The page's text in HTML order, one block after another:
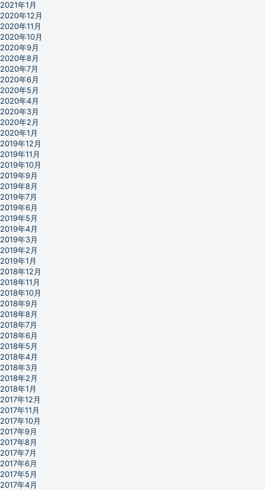
2021年1月
2020年12月
2020年11月
2020年10月
2020年9月
2020年8月
2020年7月
2020年6月
2020年5月
2020年4月
2020年3月
2020年2月
2020年1月
2019年12月
2019年11月
2019年10月
2019年9月
2019年8月
2019年7月
2019年6月
2019年5月
2019年4月
2019年3月
2019年2月
2019年1月
2018年12月
2018年11月
2018年10月
2018年9月
2018年8月
2018年7月
2018年6月
2018年5月
2018年4月
2018年3月
2018年2月
2018年1月
2017年12月
2017年11月
2017年10月
2017年9月
2017年8月
2017年7月
2017年6月
2017年5月
2017年4月